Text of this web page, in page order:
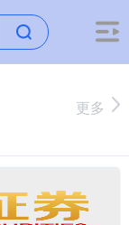
更多